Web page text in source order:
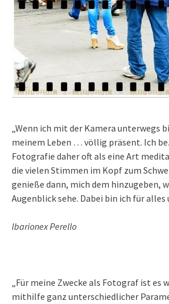
„Wenn ich mit der Kamera unterwegs
meinem Leben … völlig präsent. Ich
Fotografie daher oft als eine Art
die vielen Stimmen im Kopf zum
genieße dann, mich dem hinzugeben,
Augenblick sehe. Dabei bin ich für alles
Ibarionex Perello
„Für meine Zwecke als Fotograf ist es
mithilfe ganz unterschiedlicher